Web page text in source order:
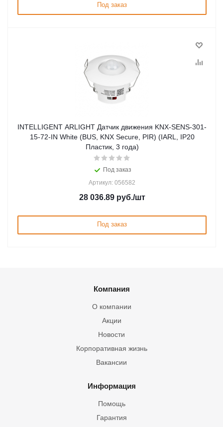
Под заказ
INTELLIGENT ARLIGHT Датчик движения KNX-SENS-301-
15-72-IN White (BUS, KNX Secure, PIR) (IARL, IP20
Пластик, 3 года)
Под заказ
Артикул: 056582
28 036.89руб./шт
Под заказ
Компания
О компании
Акции
Новости
Корпоративная жизнь
Вакансии
Информация
Помощь
Гарантия